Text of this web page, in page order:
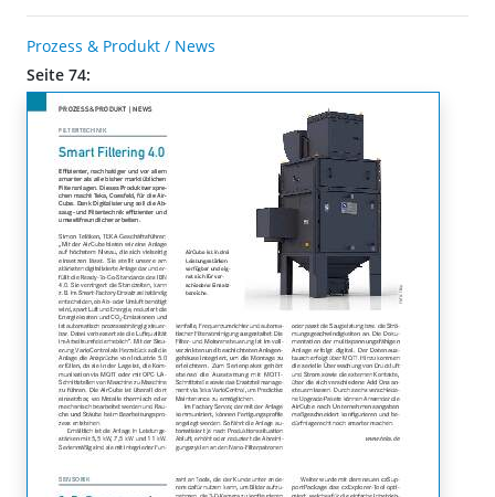
Prozess & Produkt / News
Seite 74: